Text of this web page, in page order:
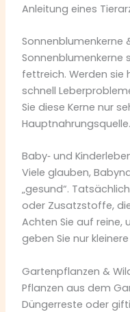
Anleitung eines
Sonnenblumenkerne
Sonnenblumenkerne
fettreich. Werden
schnell
Sie diese Kerne nur
Hauptnahrungsquelle.
Baby‑ und
Viele glauben,
„gesund“.
oder Zusatzstoffe,
Achten Sie auf reine,
geben Sie nur
Gartenpflanzen &
Pflanzen aus dem
Düngerreste oder